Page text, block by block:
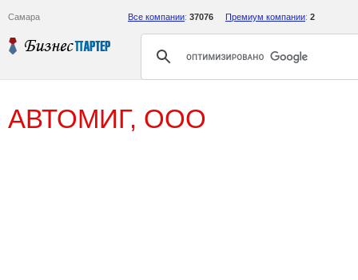
Самара Все компании: 37076 Премиум компании: 2
АВТОМИГ, ООО